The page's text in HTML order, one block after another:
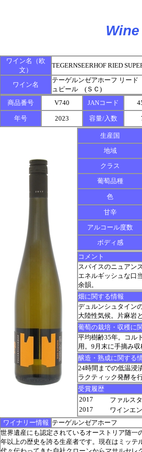
ワイン名（欧
文）
TEGERNSEERHOF RIED
ワイン名
テーゲルンゼアホーフ リー
ュピール (ＳＣ)
商品番号
V740 JANコード
年号 2023 容量/入数
生産国
地域
クラス
葡萄品種
色
甘辛
アルコール度数
ボディ感
コメント
スパイスのニュアン
エネルギッシュな口
余韻。
畑に関する情報
デュルンシュタイン
大陸性気候。片麻岩
葡萄の栽培・収穫に
平均樹齢35年。コル
用。9月末に手摘み収
醸造・熟成に関する
24時間までの低温浸
ラクティック発酵を
受賞履歴
2017
ファルス
2017
ワインエ
ワイナリー情報 テーゲルンゼアホーフ
世界遺産にも認定されているオーストリア随一
年以上の歴史を誇る生産者です。現在はミッテ